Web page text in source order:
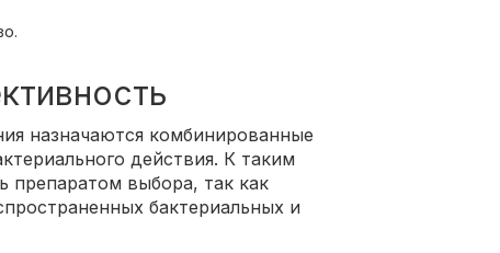
назначаются комбинированные
действия. К таким
выбора, так как
бактериальных и